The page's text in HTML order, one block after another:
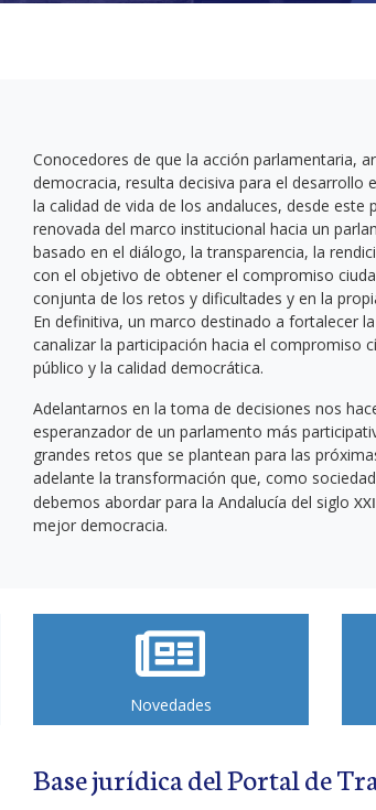
Conocedores de que la acción parlamentaria,
democracia, resulta decisiva para el desarrollo
la calidad de vida de los andaluces, desde
renovada del marco institucional hacia un
basado en el diálogo, la transparencia, la
con el objetivo de obtener el compromiso
conjunta de los retos y dificultades y en la
En definitiva, un marco destinado a fortalecer
canalizar la participación hacia el compromiso
público y la calidad democrática.
Adelantarnos en la toma de decisiones nos
esperanzador de un parlamento más
grandes retos que se plantean para las
adelante la transformación que, como
debemos abordar para la Andalucía del siglo XXI
mejor democracia.
Novedades
Base jurídica del Portal de